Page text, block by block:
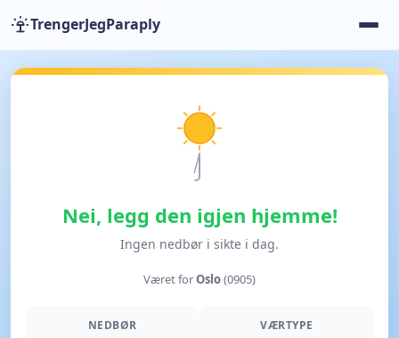
TrengerJegParaply
Nei, legg den igjen hjemme!
Ingen nedbør i sikte i dag.
Været forOslo(0905)
NEDBØR VÆRTYPE